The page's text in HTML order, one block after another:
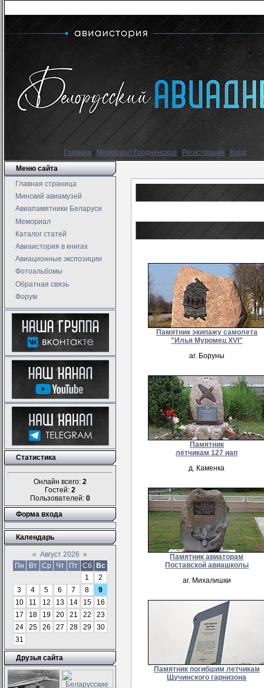
Главная Мемориал Гродненская Регистрация | Вход
Меню сайта
Главная страница
Минский авиамузей
Авиапамятники Беларуси
Мемориал
Каталог статей
Авиаистория в книгах
Авиационные экспозиции
Фотоальбомы
Обратная связь
Форум
Статистика
Онлайн всего: 2
Гостей: 2
Пользователей: 0
Форма входа
Календарь
« Август 2026 »
Пн
Вт Ср Чт Пт Сб
Вс
1
2
3
4 5 6 7 8
9
10
11 12 13 14 15
16
17
18 19 20 21 22
23
24
25 26 27 28 29
30
31
Друзья сайта
Памятник экипажу самолета
"Илья Муромец XVI"
аг. Боруны
Памятник
лётчикам 127 иап
д. Каменка
Памятник авиаторам
Поставской авиашколы
аг. Михалишки
Памятник погибшим летчикам
Щучинского гарнизона